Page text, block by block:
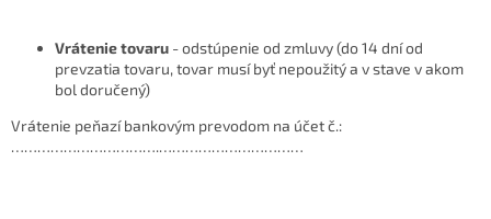
Vrátenie tovaru - odstúpenie od zmluvy (do 14 dní od
prevzatia tovaru, tovar musí byť nepoužitý a v stave v akom
bol doručený)
Vrátenie peňazí bankovým prevodom na účet č.:
…………………………….……………………………